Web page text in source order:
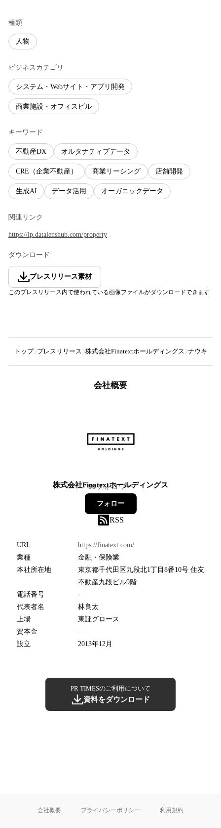
種類
人物
ビジネスカテゴリ
システム・Webサイト・アプリ開発
商業施設・オフィスビル
キーワード
不動産DX オルタナティブデータ
CRE（企業不動産） 商業リーシング 店舗開発
生成AI データ活用 オーガニックデータ
関連リンク
https://lp.datalenshub.com/property
ダウンロード
プレスリリース素材
このプレスリリース内で使われている画像ファイルがダウンロードできます
トップ プレスリリース 株式会社Finatextホールディングス ナウキャ
会社概要
株式会社Finatextホールディングス
99フォロワー
フォロー
RSS
URL
https://finatext.com/
業種
金融・保険業
本社所在地
東京都千代田区九段北1丁目8番10号 住友
不動産九段ビル9階
電話番号
-
代表者名
林良太
上場
東証グロース
資本金
-
設立
2013年12月
PR TIMESのご利用について
資料をダウンロード
会社概要 プライバシーポリシー 利用規約